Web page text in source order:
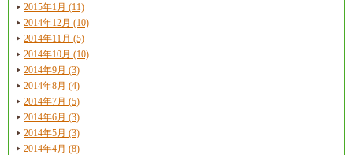
2015年1月 (11)
2014年12月 (10)
2014年11月 (5)
2014年10月 (10)
2014年9月 (3)
2014年8月 (4)
2014年7月 (5)
2014年6月 (3)
2014年5月 (3)
2014年4月 (8)